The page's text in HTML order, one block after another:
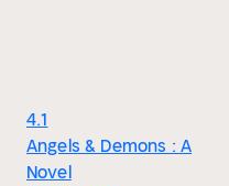
4.1
Angels & Demons : A
Novel